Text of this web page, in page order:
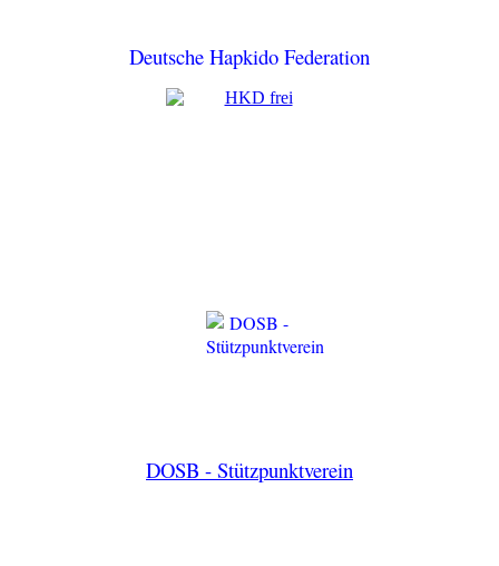
Deutsche Hapkido Federation
DOSB - Stützpunktverein